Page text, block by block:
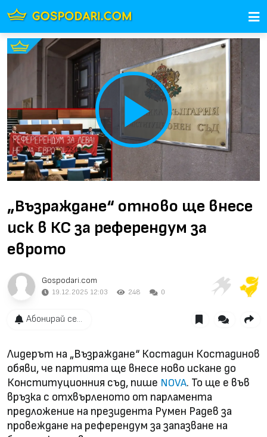
Play
Video
„Възраждане“ отново ще внесе
иск в КС за референдум за
еврото
Gospodari.com
19.12.2025 12:03 248 0
Абонирай се...
Лидерът на „Възраждане“ Костадин Костадинов
обяви, че партията ще внесе ново искане до
Конституционния съд, пише NOVA. То ще е във
връзка с отхвърленото от парламента
предложение на президента Румен Радев за
провеждане на референдум за запазване на